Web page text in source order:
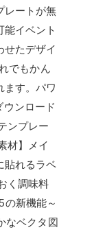
レートが無
イベント
たデザイ
でもかん
ます。パワ
ンロード
ンプレー
材】メイ
貼れるラベ
く調味料
新機能～
なベクタ図